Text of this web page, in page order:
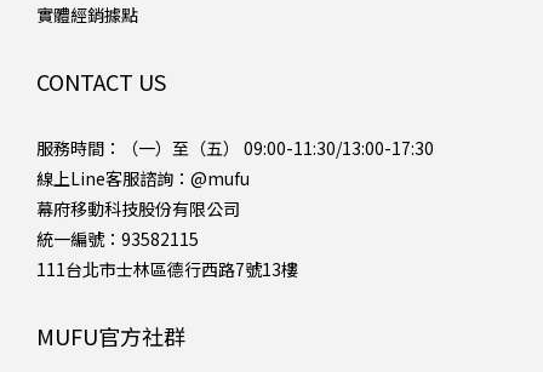
實體經銷據點
CONTACT US
服務時間：（一）至（五） 09:00-11:30/13:00-17:30
線上Line客服諮詢： @mufu
幕府移動科技股份有限公司
統一編號：93582115
111台北市士林區德行西路7號13樓
MUFU官方社群